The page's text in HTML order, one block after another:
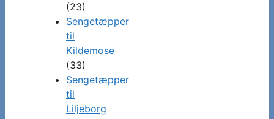
(23)
Sengetæpper
til
Kildemose
(33)
Sengetæpper
til
Liljeborg